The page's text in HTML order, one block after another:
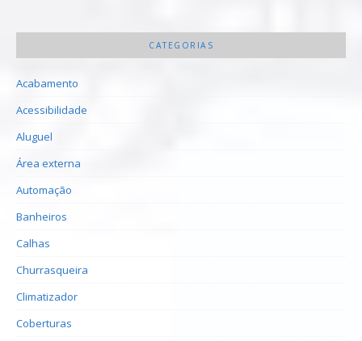
CATEGORIAS
Acabamento
Acessibilidade
Aluguel
Área externa
Automação
Banheiros
Calhas
Churrasqueira
Climatizador
Coberturas